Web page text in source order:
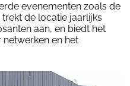
evenementen zoals de
de locatie jaarlijks
aan, en biedt het
en het